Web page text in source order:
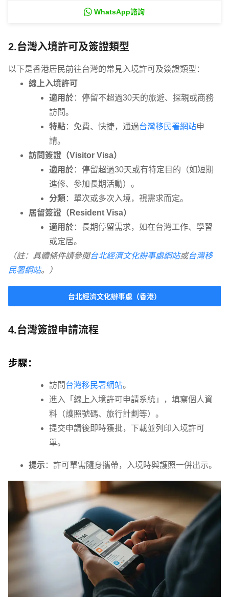
WhatsApp諮詢
2.台灣入境許可及簽證類型
以下是香港居民前往台灣的常見入境許可及簽證類型：
線上入境許可
適用於：停留不超過30天的旅遊、探親或商務
訪問。
特點：免費、快捷，通過台灣移民署網站申
請。
訪問簽證（Visitor Visa）
適用於：停留超過30天或有特定目的（如短期
進修、參加長期活動）。
分類 ：單次或多次入境，視需求而定。
居留簽證（Resident Visa）
適用於：長期停留需求，如在台灣工作、學習
或定居。
（註：具體條件請參閱台北經濟文化辦事處網站或台灣移
民署網站。）
台北經濟文化辦事處（香港）
4.台灣簽證申請流程
步驟：
訪問台灣移民署網站。
進入「線上入境許可申請系統」，填寫個人資
料（護照號碼、旅行計劃等）。
提交申請後即時獲批，下載並列印入境許可
單。
提示：許可單需隨身攜帶，入境時與護照一併出示。